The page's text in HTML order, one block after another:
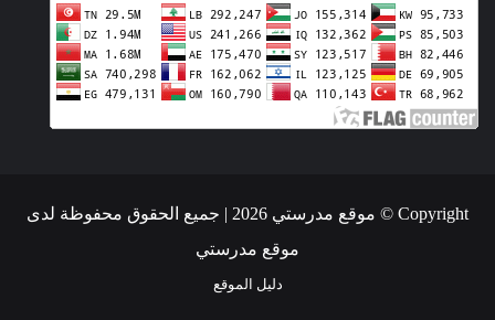
Copyright © موقع مدرستي 2026 | جميع الحقوق محفوظة لدى
موقع مدرستي
دليل الموقع